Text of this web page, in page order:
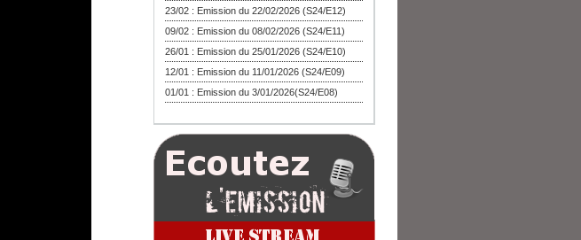
23/02 : Emission du 22/02/2026 (S24/E12)
09/02 : Emission du 08/02/2026 (S24/E11)
26/01 : Emission du 25/01/2026 (S24/E10)
12/01 : Emission du 11/01/2026 (S24/E09)
01/01 : Emission du 3/01/2026(S24/E08)